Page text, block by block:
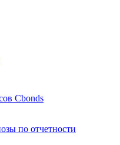
Cbonds
по отчетности